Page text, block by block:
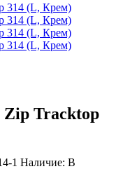
Zip Tracktop
1 Наличие: В